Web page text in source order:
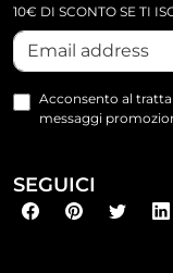
10€ DI SCONTO SE TI
Acconsento al
messaggi
SEGUICI